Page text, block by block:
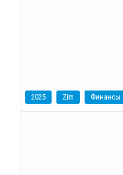
2025 Zim Финансы